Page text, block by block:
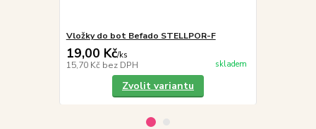
Vložky do bot Befado STELLPOR-F
19,00 Kč/ks
15,70 Kč bez DPH skladem
Zvolit variantu